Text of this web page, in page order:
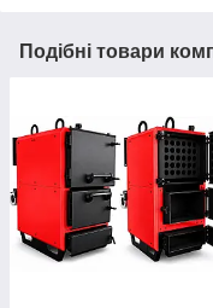
Подібні товари